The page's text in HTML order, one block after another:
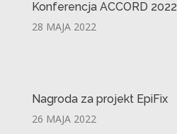
Konferencja ACCORD 2022
28 MAJA 2022
Nagroda za projekt EpiFix
26 MAJA 2022